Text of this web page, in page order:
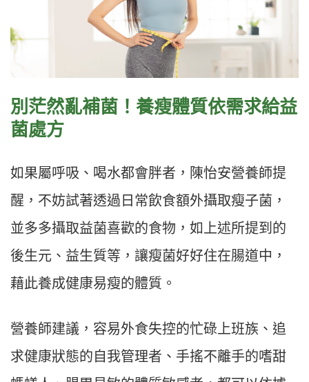
別茫然亂補菌！養瘦體質依需求給益
菌處方
如果屬呼吸、喝水都會胖者，陳怡安營養師提
醒，不妨試著透過日常飲食額外攝取瘦子菌，
並多多攝取益菌喜歡的食物，如上述所提到的
後生元、益生質等，讓瘦菌好好住在腸道中，
藉此養成健康易瘦的體質。
營養師建議，容易外食失控的忙碌上班族、追
求健康狀態的自我管理者、手搖不離手的嗜甜